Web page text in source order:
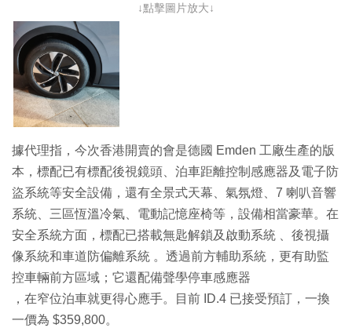
↓點擊圖片放大↓
據代理指，今次香港開賣的會是德國 Emden 工廠生產的版
本，標配已有標配後視鏡頭、泊車距離控制感應器及電子防
盜系統等安全設備，還有全景式天幕、氣氛燈、7 喇叭音響
系統、三區恆溫冷氣、電動記憶座椅等，設備相當豪華。在
安全系統方面，標配已搭載無匙解鎖及啟動系統 、後視攝
像系統和車道防偏離系統 。透過前方輔助系統，更有助監
控車輛前方區域；它還配備聲學停車感應器
，在窄位泊車就更得心應手。目前 ID.4 已接受預訂，一換
一價為 $359,800。